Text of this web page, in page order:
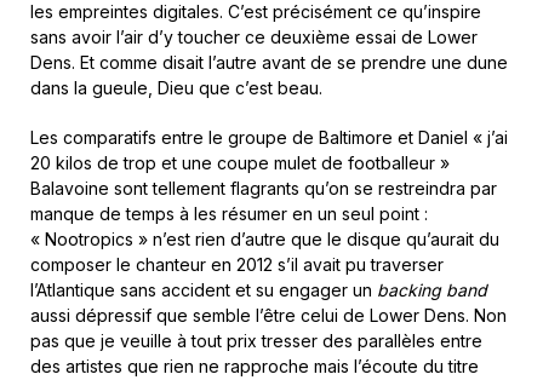
les empreintes digitales. C’est précisément ce qu’inspire
sans avoir l’air d’y toucher ce deuxième essai de Lower
Dens. Et comme disait l’autre avant de se prendre une dune
dans la gueule, Dieu que c’est beau.
Les comparatifs entre le groupe de Baltimore et Daniel « j’ai
20 kilos de trop et une coupe mulet de footballeur »
Balavoine sont tellement flagrants qu’on se restreindra par
manque de temps à les résumer en un seul point :
« Nootropics » n’est rien d’autre que le disque qu’aurait du
composer le chanteur en 2012 s’il avait pu traverser
l’Atlantique sans accident et su engager un backing band
aussi dépressif que semble l’être celui de Lower Dens. Non
pas que je veuille à tout prix tresser des parallèles entre
des artistes que rien ne rapproche mais l’écoute du titre